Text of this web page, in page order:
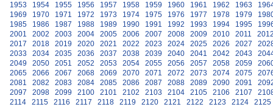
1953
1954 1955 1956 1957 1958 1959 1960 1961 1962 1963
1969
1970 1971 1972 1973 1974 1975 1976 1977 1978 1979
1985
1986 1987 1988 1989 1990 1991 1992 1993 1994 1995
2001
2002 2003 2004 2005 2006 2007 2008 2009 2010 2011
2017
2018 2019 2020 2021 2022 2023 2024 2025 2026 2027
2033
2034 2035 2036 2037 2038 2039 2040 2041 2042 2043
2049
2050 2051 2052 2053 2054 2055 2056 2057 2058 2059
2065
2066 2067 2068 2069 2070 2071 2072 2073 2074 2075
2081
2082 2083 2084 2085 2086 2087 2088 2089 2090 2091
2097
2098 2099 2100 2101 2102 2103 2104 2105 2106 2107
2114
2115 2116 2117 2118 2119 2120 2121 2122 2123 2124
2125